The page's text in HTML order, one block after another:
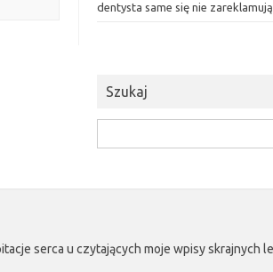
dentysta same się nie
Szukaj
serca u czytających moje wpisy skrajnych